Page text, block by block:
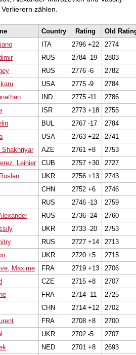
zählen.
Country Rating
Old
ITA 2796 +22
2774
RUS 2784 -19
2803
RUS 2776 -6
2782
USA 2775 -9
2784
IND 2775 -11
2786
ISR 2773 +18
2755
BUL 2767 -17
2784
USA 2763 +22
2741
Shakhriyar AZE 2761 +8
2753
Leinier CUB 2757 +30
2727
UKR 2756 +13
2743
CHN 2752 +6
2746
RUS 2746 -13
2759
RUS 2736 -24
2760
UKR 2733 -20
2753
RUS 2727 +14
2713
UKR 2720 +5
2715
Maxime FRA 2719 +13
2706
CZE 2715 +8
2707
FRA 2714 -11
2725
CHN 2714 +12
2702
FRA 2708 +8
2700
UKR 2702 -5
2707
NED 2701 +8
2693